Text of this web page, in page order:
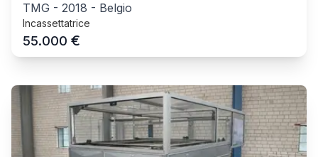
TMG - 2018 - Belgio
Incassettatrice
55.000 €